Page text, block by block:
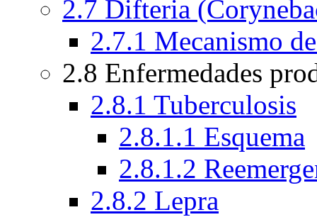
2.7 Difteria
2.7.1 Mecanismo
2.8 Enfermedades
2.8.1 Tuberculosis
2.8.1.1 Esquema
2.8.1.2
2.8.2 Lepra